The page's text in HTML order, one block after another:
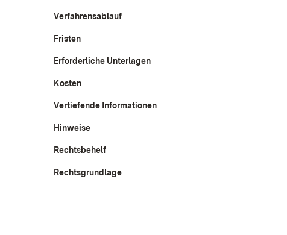
Verfahrensablauf
Fristen
Erforderliche Unterlagen
Kosten
Vertiefende Informationen
Hinweise
Rechtsbehelf
Rechtsgrundlage